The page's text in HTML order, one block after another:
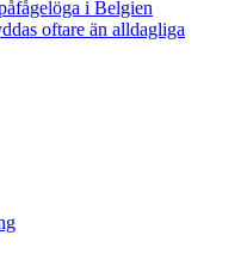
i Belgien
oftare än alldagliga